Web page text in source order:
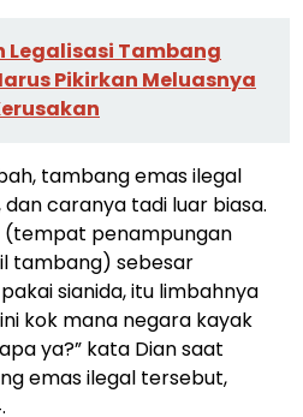
Legalisasi Tambang
Pikirkan Meluasnya
tambang emas ilegal
caranya tadi luar biasa.
(tempat penampungan
tambang) sebesar
sianida, itu limbahnya
kok mana negara kayak
ya?” kata Dian saat
emas ilegal tersebut,